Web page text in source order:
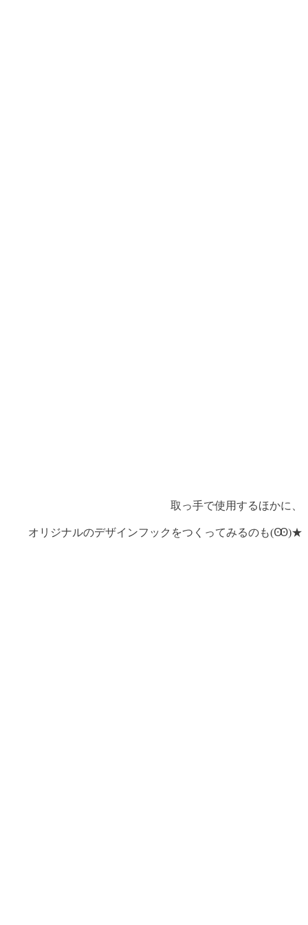
取っ手で使用するほかに、
オリジナルのデザインフックをつくってみるのも(Ꙭ)★